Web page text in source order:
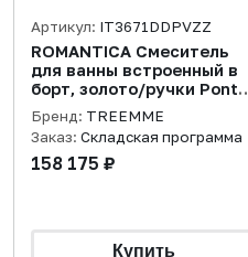
Артикул: IT3671DDPVZZ
ROMANTICA Смеситель
для ванны встроенный в
борт, золото/ручки Ponte
Vecchio
Бренд: TREEMME
Заказ: Складская программа
158 175 ₽